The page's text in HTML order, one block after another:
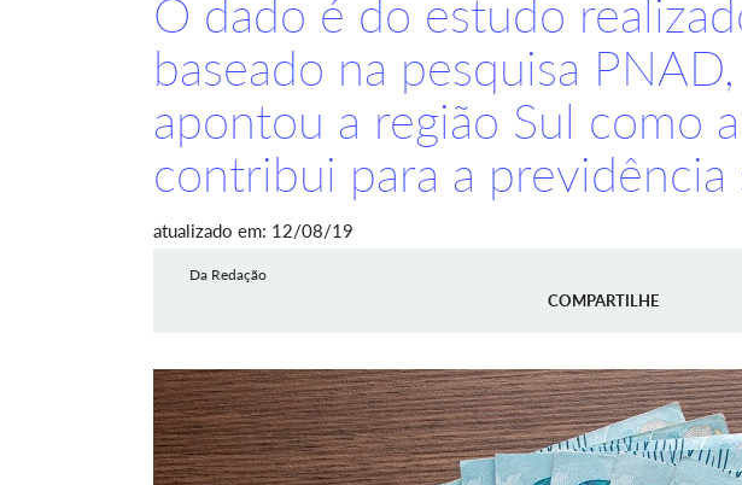
O dado é do estudo
baseado na pesquisa
apontou a região Sul como
contribui para a previdência
atualizado em: 12/08/19
Da Redação
COMPARTILHE